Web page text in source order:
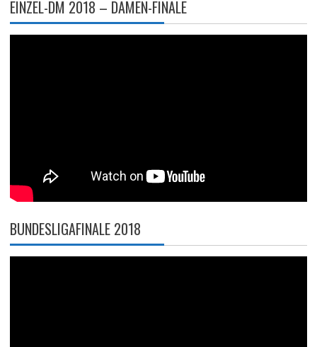
EINZEL-DM 2018 – DAMEN-FINALE
BUNDESLIGAFINALE 2018